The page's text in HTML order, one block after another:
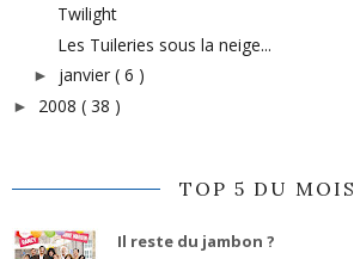
Twilight
Les Tuileries sous la neige...
► janvier ( 6 )
► 2008 ( 38 )
TOP 5 DU MOIS
Il reste du jambon ?